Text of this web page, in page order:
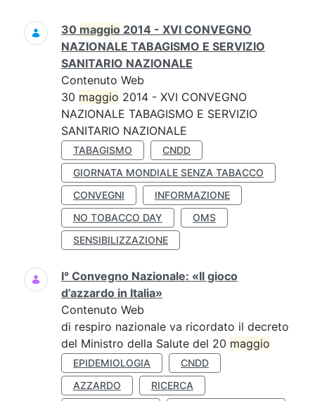
Ricerca
30 maggio 2014 - XVI CONVEGNO
NAZIONALE TABAGISMO E SERVIZIO
SANITARIO NAZIONALE
Contenuto Web
30 maggio 2014 - XVI CONVEGNO
NAZIONALE TABAGISMO E SERVIZIO
SANITARIO NAZIONALE
TABAGISMO
CNDD
GIORNATA MONDIALE SENZA TABACCO
CONVEGNI
INFORMAZIONE
NO TOBACCO DAY
OMS
SENSIBILIZZAZIONE
I° Convegno Nazionale: «Il gioco
d’azzardo in Italia»
Contenuto Web
di respiro nazionale va ricordato il decreto
del Ministro della Salute del 20 maggio
EPIDEMIOLOGIA
CNDD
AZZARDO
RICERCA